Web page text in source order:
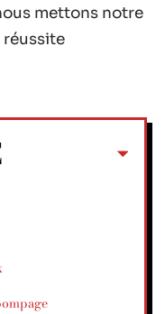
mettons notre
réussite